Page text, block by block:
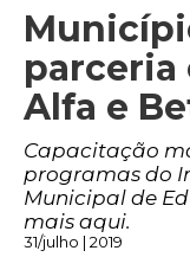
Alfa e
Capacitação
programas do
Municipal de
mais aqui.
31/julho | 2019